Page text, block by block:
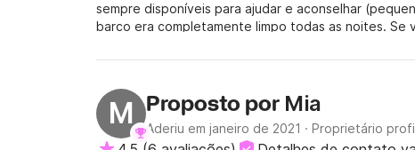
sempre disponíveis para ajudar e aconselhar
barco era completamente limpo todas as noites.
hora na fila do posto de gasolina). Fiquei com o
Então nós, como uma pequena família, achamos
barco e o proprietário. Embora não seja uma classe
cavar um pouco mais fundo nos bolsos. Obrigado
M Proposto por Mia
Aderiu em janeiro de 2021 · Proprietário